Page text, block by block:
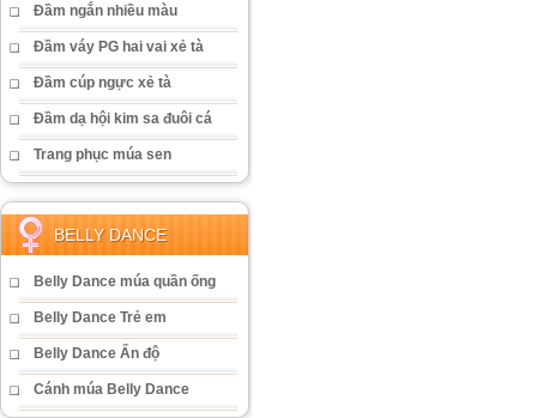
Đầm ngắn nhiều màu
Đầm váy PG hai vai xẻ tà
Đầm cúp ngực xẻ tà
Đầm dạ hội kim sa đuôi cá
Trang phục múa sen
BELLY DANCE
Belly Dance múa quần ống
Belly Dance Trẻ em
Belly Dance Ấn độ
Cánh múa Belly Dance